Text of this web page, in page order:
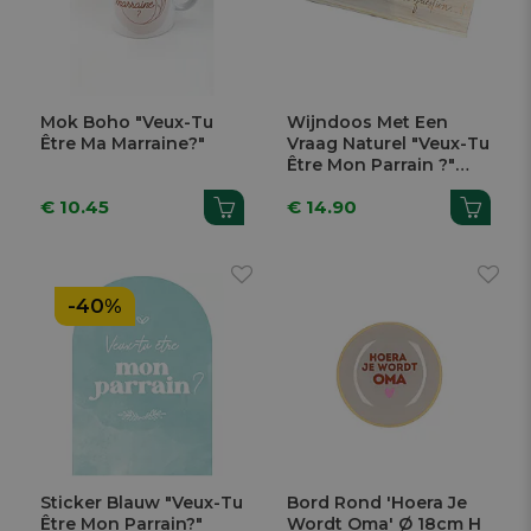
Mok Boho "Veux-Tu
Être Ma Marraine?"
€ 10.45
Wijndoos Met Een
Vraag Naturel "Veux-Tu
Être Mon Parrain ?"
€ 14.90
-40%
Sticker Blauw "Veux-Tu
Être Mon Parrain?"
Bord Rond 'Hoera Je
Wordt Oma' Ø 18cm H